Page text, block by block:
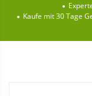
Kaufe mit 30 Tage